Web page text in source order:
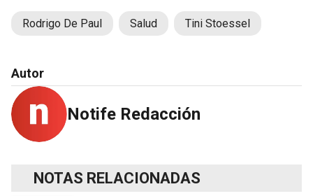
Rodrigo De Paul Salud Tini Stoessel
Autor
Notife Redacción
NOTAS RELACIONADAS